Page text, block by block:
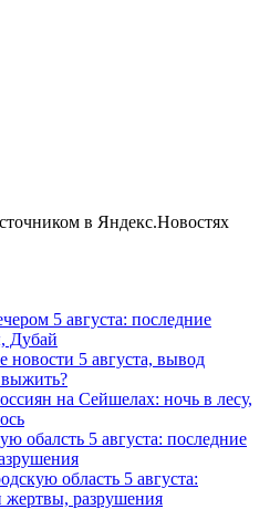
в Яндекс.Новостях
5 августа: последние
Дубай
новости 5 августа, вывод
выжить?
на Сейшелах: ночь в лесу,
обалсть 5 августа: последние
область 5 августа:
жертвы, разрушения